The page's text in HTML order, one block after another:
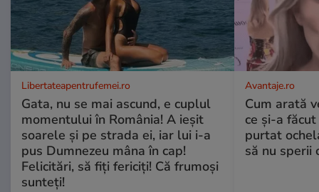
Libertateapentrufemei.ro
Gata, nu se mai ascund, e cuplul
momentului în România! A ieșit
soarele și pe strada ei, iar lui i-a
pus Dumnezeu mâna în cap!
Felicitări, să fiți fericiți! Că frumoși
sunteți!
Avantaje.ro
Cum arată
ce și-a
purtat
să nu sperii